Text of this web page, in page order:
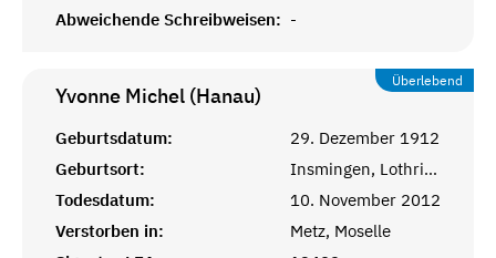
Abweichende Schreibweisen: -
Überlebend
Yvonne Michel (Hanau)
Geburtsdatum:
29. Dezember 1912
Geburtsort:
Insmingen, Lothringen
Todesdatum:
10. November 2012
Verstorben in:
Metz, Moselle